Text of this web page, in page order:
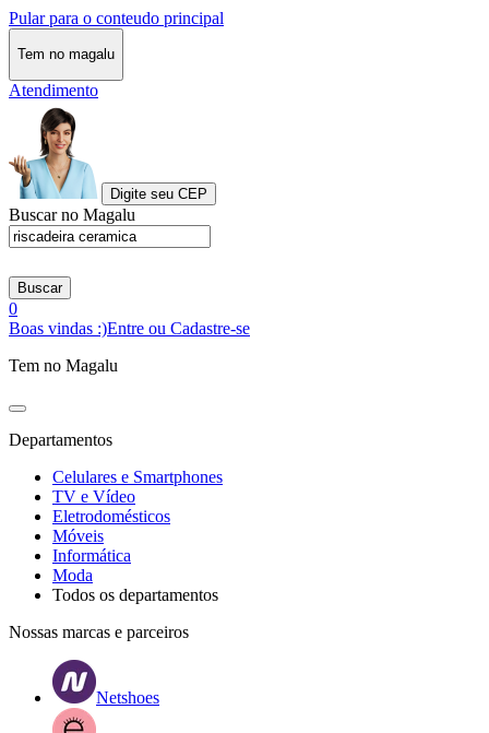
Pular para o conteudo principal
Tem no magalu
Atendimento
Digite seu CEP
Buscar no Magalu
Buscar
0
Boas vindas :)Entre ou Cadastre-se
Tem no Magalu
Departamentos
Celulares e Smartphones
TV e Vídeo
Eletrodomésticos
Móveis
Informática
Moda
Todos os departamentos
Nossas marcas e parceiros
Netshoes